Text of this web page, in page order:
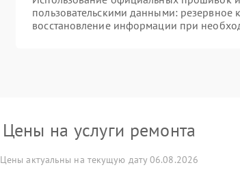
пользовательскими данными: резервное
восстановление информации при
Цены на услуги ремонта
Цены актуальны на текущую дату 06.08.2026